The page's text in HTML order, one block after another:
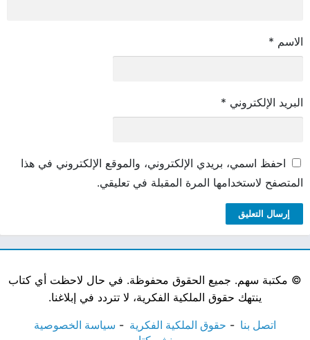
الاسم *
البريد الإلكتروني *
احفظ اسمي، بريدي الإلكتروني، والموقع الإلكتروني في هذا
المتصفح لاستخدامها المرة المقبلة في تعليقي.
© مكتبة سهم. جميع الحقوق محفوظة. في حال لاحظت أي كتاب
ينتهك حقوق الملكية الفكرية، لا تتردد في إبلاغنا.
اتصل بنا حقوق الملكية الفكرية
سياسة الخصوصية